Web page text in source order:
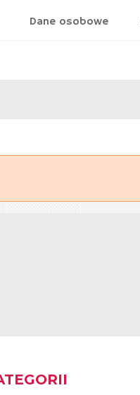
Dane osobowe